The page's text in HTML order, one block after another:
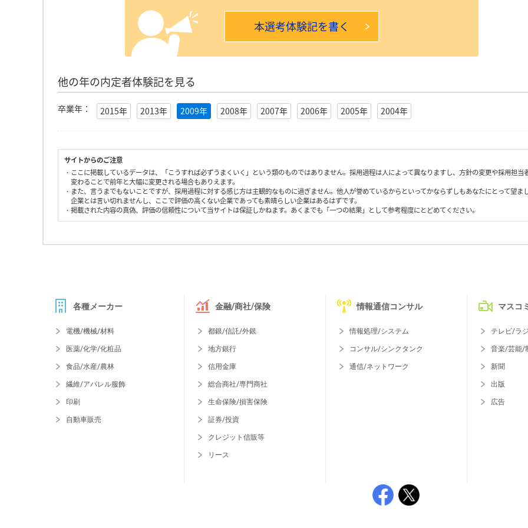
本選考体験記を書く
他の年の内定者体験記を見る
卒業年： 2015年 2013年 2009年 2008年 2007年 2006年 2005年 2004年
サイトからのご注意
・ここに掲載しているデータは、「こうすれば必ずうまくいく」という類のものではありません。採用過程は人によって異なりますし、方針の変更や採用担当
変わることで前年と大幅に変更される場合もありえます。
・また、言うまでもないことですが、採用過程に対する感じ方は主観的なものに過ぎません。他人が誉めているからといってかならずしもあなたにとって望ま
企業とは言い切れませんし、ここで評価の高くない企業であっても素晴らしい企業はあるはずです。
・掲載された内容の真偽、評価の信頼性について当サイトは保証しかねます。あくまでも「一つの結果」として参考程度にとどめてください。
各種メーカー
電機/機械/材料
医薬/化学/化粧品
食品/水産/農林
繊維/アパレル服飾
印刷
自動車販売
金融/商社/保険
都銀/信託/外銀
地方銀行
信用金庫
総合商社/専門商社
生命保険/損害保険
証券/投資
クレジット信販等
リース
情報通信コンサル
情報処理/システム
コンサル/シンクタンク
通信/ネットワーク
マスコミ
テレビ/ラ
音楽/芸能/
新聞
出版
広告